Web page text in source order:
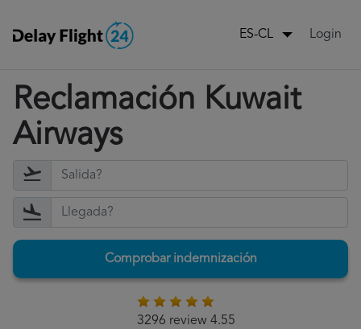
ES-CL Login
Reclamación Kuwait
Airways
Comprobar indemnización
3296 review 4.55